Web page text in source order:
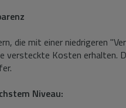
die mit einer niedrigeren
versteckte Kosten
Niveau: